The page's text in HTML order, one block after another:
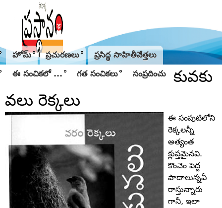
హోమ్ ప్రచురణలు ప్రసిద్థ సాహితీవేత్తలు
ఈ సంచికలో ... గత సంచికలు సంప్రదించు
కువకు
వలు రెక్కలు
ఈ సంపుటిలోని
రెక్కలన్నీ
అత్యంత
క్లుప్తమైనవి.
కొంచెం పెద్ద
పాదాలున్నవీ
రాస్తున్నారు
గానీ, ఇలా